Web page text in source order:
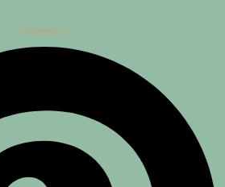
Pinterest